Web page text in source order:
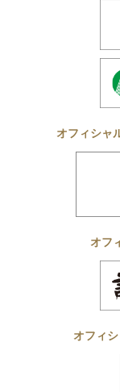
オフィシャ
オフ
オフィ